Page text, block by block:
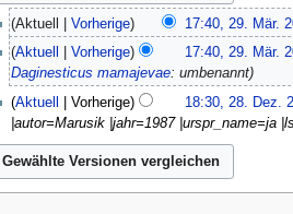
Aktuell Vorherige 17:40, 29. Mär.
K
e
i
n
e
B
e
a
Aktuell Vorherige 17:40, 29. Mär.
Daginesticus mamajevae: umbenannt
Aktuell Vorherige 18:30, 28. Dez.
|autor=Marusik |jahr=1987 |urspr_name=ja